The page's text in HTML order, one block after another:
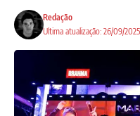
Ultima atualização: 26/09/
Redação